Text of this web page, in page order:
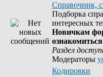
Справочник,
Подборка
интересных
Новичкам
Раздел
Модераторы
Кодировки